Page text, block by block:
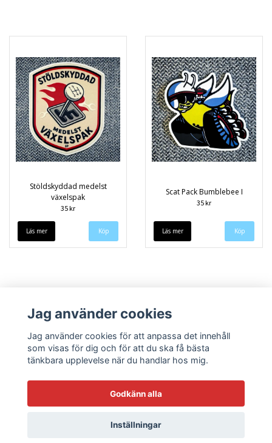
Stöldskyddad medelst
växelspak
35 kr
Läs mer
Scat Pack Bumblebee I
35 kr
Läs mer
Köpvillkor Kontakt
© Copyright 2026 Sneekys dekaler
Jag använder cookies
Jag använder cookies för att anpassa det innehåll
som visas för dig och för att du ska få bästa
tänkbara upplevelse när du handlar hos mig.
Godkänn alla
Inställningar